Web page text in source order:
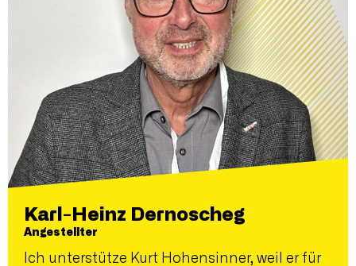
Karl-Heinz Dernoscheg
Angestellter
Ich unterstütze Kurt Hohensinner, weil er für